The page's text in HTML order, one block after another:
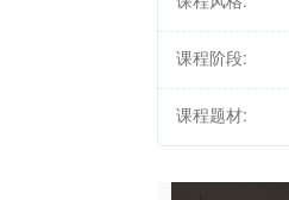
课程阶段:
课程题材: